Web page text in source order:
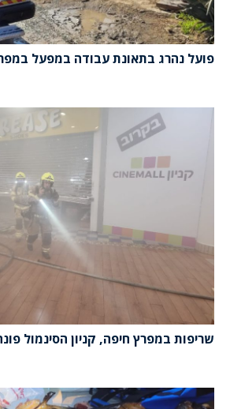
פועל נהרג בתאונת עבודה במפעל
שריפות במפרץ חיפה, קניון הסינמול